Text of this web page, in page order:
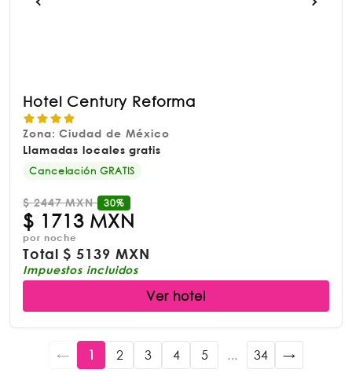
Hotel Century Reforma
Zona: Ciudad de México
Llamadas locales gratis
Cancelación GRATIS
$2447 MXN 30%
$ 1713 MXN
por noche
Total$5139 MXN
Impuestos incluidos
Ver hotel
← 1 2 3 4 5 ... 34 →